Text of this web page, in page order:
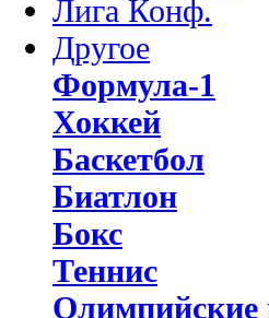
Лига Конф.
Другое
Формула-1
Хоккей
Баскетбол
Биатлон
Бокс
Теннис
Олимпийские